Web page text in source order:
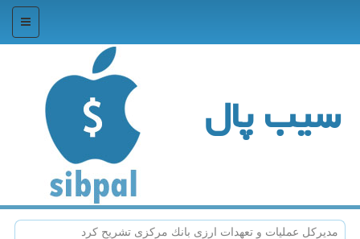
منو
سیب پال
مدیركل عملیات و تعهدات ارزی بانك مركزی تشریح كرد